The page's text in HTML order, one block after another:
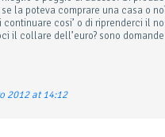
la poteva comprare una casa o
continuare cosi’ o di riprenderci il
il collare dell’euro? sono
2012 at 14:12